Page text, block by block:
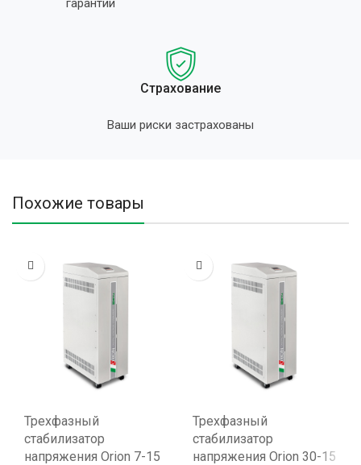
гарантии
Страхование
Ваши риски застрахованы
Похожие товары
Трехфазный
стабилизатор
напряжения Orion 7-15
Трехфазный
стабилизатор
напряжения Orion 30-15